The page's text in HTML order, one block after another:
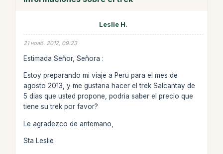
Leslie H.
21 нояб. 2012, 09:23
Estimada Señor, Señora :
Estoy preparando mi viaje a Peru para el mes de
agosto 2013, y me gustaria hacer el trek Salcantay de
5 dias que usted propone, podria saber el precio que
tiene su trek por favor?
Le agradezco de antemano,
Sta Leslie